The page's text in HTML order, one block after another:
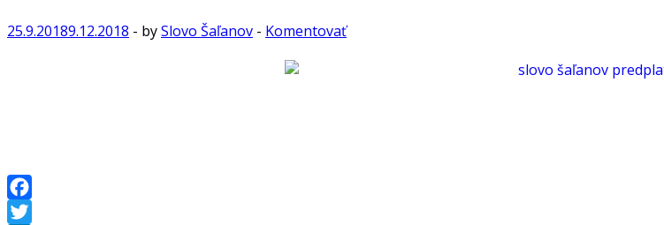
25.9.20189.12.2018 - bySlovo Šaľanov - Komentovať
Facebook